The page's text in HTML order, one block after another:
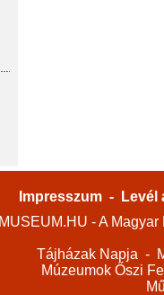
Impresszum -
Levél
MUSEUM.HU - A
Tájházak Napja -
Múzeumok Őszi